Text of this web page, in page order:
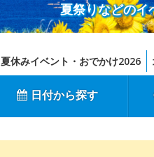
夏祭りなどのイ
夏休みイベント・おでかけ2026
日付から探す